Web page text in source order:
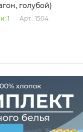
голубой)
1 Арт.: 1504